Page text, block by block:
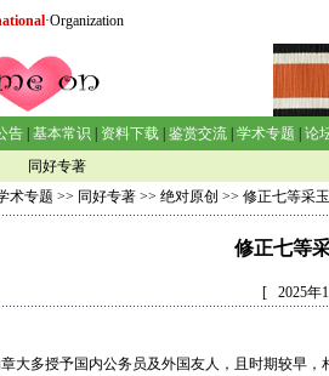
·Organization
告 基本常识 资料下载 鉴赏交流 学术专题
论
同好专著
术专题 >> 同好专著 >> 绝对原创 >> 修正七等采
修正七等
[ 2025年
大多授予国内公务员及外国友人，且时期较早